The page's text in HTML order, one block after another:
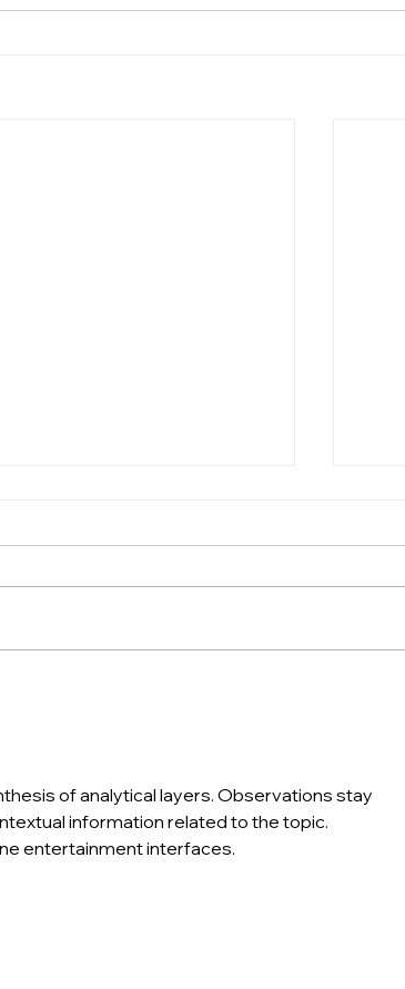
of analytical layers. Observations stay
information related to the topic.
entertainment interfaces.